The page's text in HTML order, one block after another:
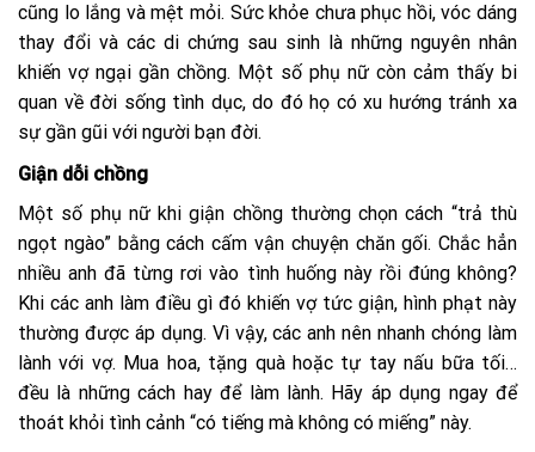
cũng lo lắng và mệt mỏi. Sức khỏe chưa phục hồi, vóc dáng
thay đổi và các di chứng sau sinh là những nguyên nhân
khiến vợ ngại gần chồng. Một số phụ nữ còn cảm thấy bi
quan về đời sống tình dục, do đó họ có xu hướng tránh xa
sự gần gũi với người bạn đời.
Giận dỗi chồng
Một số phụ nữ khi giận chồng thường chọn cách “trả thù
ngọt ngào” bằng cách cấm vận chuyện chăn gối. Chắc hẳn
nhiều anh đã từng rơi vào tình huống này rồi đúng không?
Khi các anh làm điều gì đó khiến vợ tức giận, hình phạt này
thường được áp dụng. Vì vậy, các anh nên nhanh chóng làm
lành với vợ. Mua hoa, tặng quà hoặc tự tay nấu bữa tối…
đều là những cách hay để làm lành. Hãy áp dụng ngay để
thoát khỏi tình cảnh “có tiếng mà không có miếng” này.